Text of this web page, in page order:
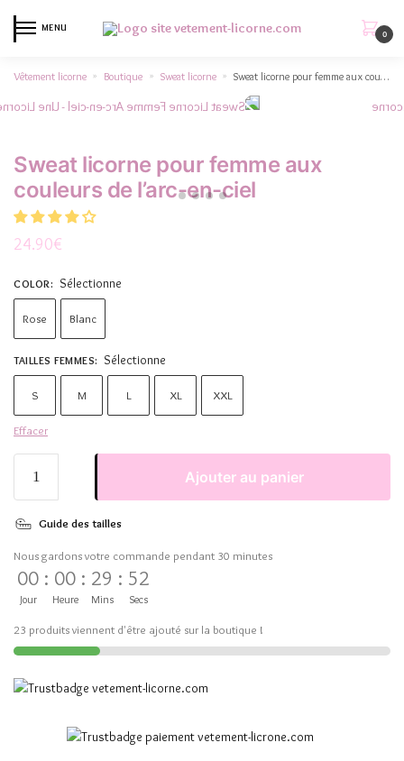
MENU
0
Vêtement licorne » Boutique » Sweat licorne » Sweat licorne pour femme aux couleurs de l’arc-en-ciel
Sweat licorne pour femme aux
couleurs de l’arc-en-ciel
24.90€
COLOR: Sélectionne
Rose Blanc
TAILLES FEMMES: Sélectionne
S M L XL XXL
Effacer
Ajouter au panier
Guide des tailles
Nous gardons votre commande pendant 30 minutes
00
Jour
: 00
Heure
: 29
Mins
: 52
Secs
23 produits viennent d'être ajouté sur la boutique !